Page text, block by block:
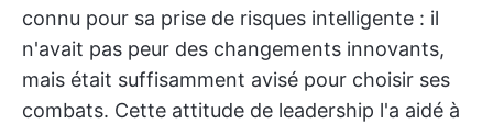
connu pour sa prise de risques intelligente : il
n'avait pas peur des changements innovants,
mais était suffisamment avisé pour choisir ses
combats. Cette attitude de leadership l'a aidé à